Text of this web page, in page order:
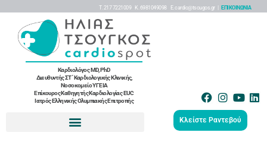
Τ. 217 7221009 K. 6981049098 Ε. cardio@tsougos.gr | ΕΠΙΚΟΙΝΩΝΙΑ
Καρδιολόγος MD, PhD
Διευθυντής ΣΤ΄ Καρδιολογικής Κλινικής,
Νοσοκομείο ΥΓΕΙΑ
Επίκουρος Καθηγητής Καρδιολογίας EUC
Ιατρός Ελληνικής Ολυμπιακής Επιτροπής
Κλείστε Ραντεβού